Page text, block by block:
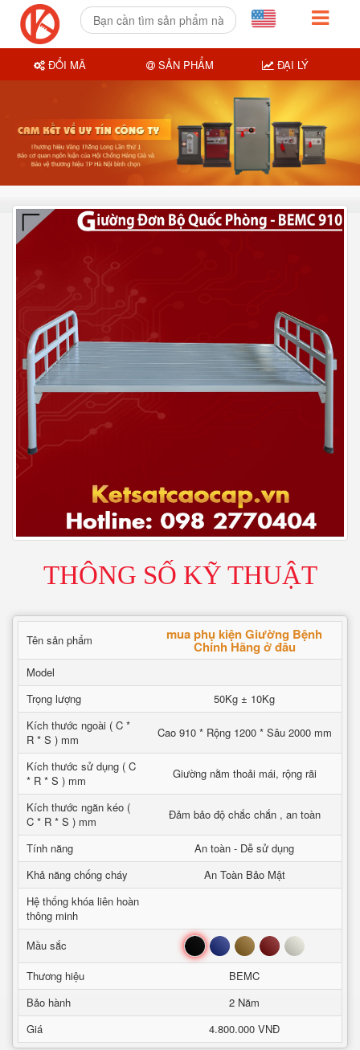
THÔNG SỐ KỸ THUẬT
Tên sản phẩm mua phụ kiện Giường Bệnh
Chính Hãng ở đâu
Model
Trọng lượng
50Kg ± 10Kg
Kích thước ngoài ( C *
R * S ) mm
Cao 910 * Rộng 1200 * Sâu 2000 mm
Kích thước sử dụng ( C
* R * S ) mm
Giường nằm thoải mái, rộng rãi
Kích thước ngăn kéo (
C * R * S ) mm
Đảm bảo độ chắc chắn , an toàn
Tính năng
An toàn - Dễ sử dụng
Khả năng chống cháy
An Toàn Bảo Mật
Hệ thống khóa liên hoàn
thông minh
Mầu sắc
Đen Xanh Nâu Đỏ Trắng
Thương hiệu
BEMC
Bảo hành
2 Năm
Giá
4.800.000 VNĐ
ĐỔI MÃ SẢN PHẨM ĐẠI LÝ